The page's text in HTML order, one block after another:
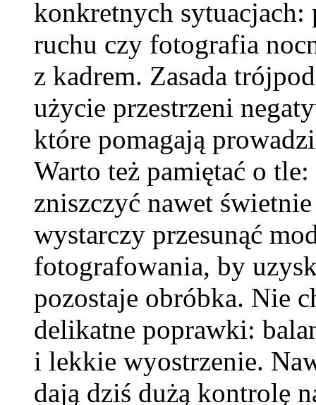
konkretnych
ruchu czy fotografia
z kadrem. Zasada
użycie przestrzeni
które pomagają
Warto też pamiętać o
zniszczyć nawet
wystarczy przesunąć
fotografowania, by
pozostaje obróbka. Nie
delikatne poprawki:
i lekkie wyostrzenie.
dają dziś dużą kontrolę